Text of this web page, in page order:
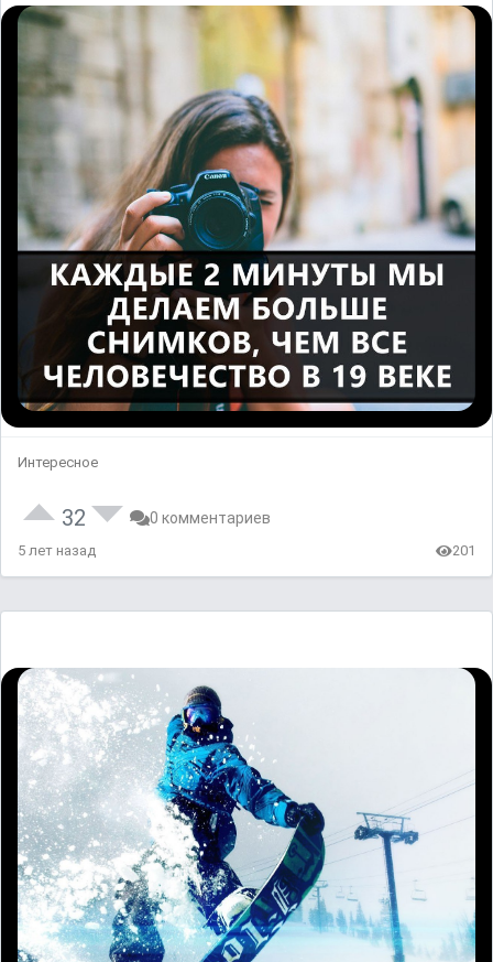
Интересное
32 0 комментариев
5 лет назад 201